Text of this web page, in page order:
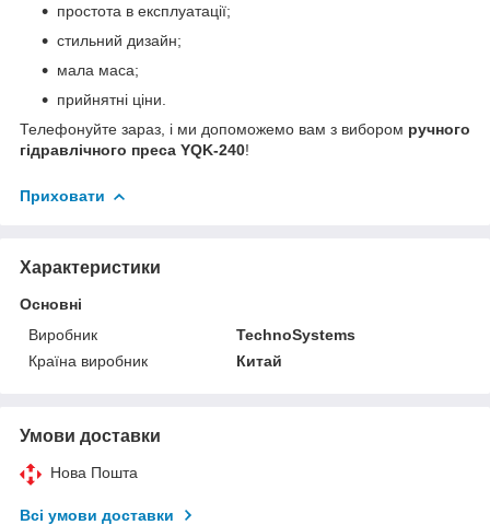
простота в експлуатації;
стильний дизайн;
мала маса;
прийнятні ціни.
Телефонуйте зараз, і ми допоможемо вам з вибором ручного
гідравлічного преса YQK-240!
Приховати
Характеристики
Основні
Виробник
TechnoSystems
Країна виробник
Китай
Умови доставки
Нова Пошта
Всі умови доставки